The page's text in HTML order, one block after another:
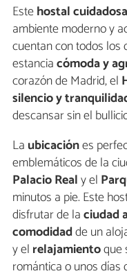
Estehostal
ambiente moderno y
cuentan con todos
estanciacómoda y
corazón de Madrid, el
silencio y
descansar sin el
La ubicaciónes
emblemáticos de la
Palacio Realy el
minutos a pie. Este
disfrutar de laciudad
comodidadde un
y el relajamientoque
romántica o unos días